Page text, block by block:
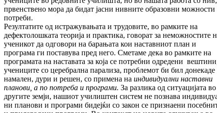
првенствено мора да бидат јасни нив­ните образовни можности
потреби.
Резултатите од истражувањата и трудовите, во рамките на
дефектолошката теорија и прак­тика, говорат за неможностите
уче­ни­­кот да одговори на барањата кои нас­тав­ниот план и
програма ги поставува пред него. Сме­таме дека во рамките на
про­гра­ма­та на нас­тавата за која се потребни одредени
учениците со церебрална пара­лиза, проб­лемот би бил донекаде
намален, дури и ре­шен, со примена на индивидуални наставни
планови, а по потреба и програми. За раз­лика од ситуацијата во
другите земји, на­шиот училиштен систем не познава
ни планови и програми бидејќи со закон се признаени